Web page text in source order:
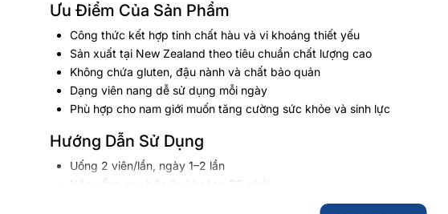
Ưu Điểm Của Sản Phẩm
Công thức kết hợp tinh chất hàu và vi khoáng thiết yếu
Sản xuất tại New Zealand theo tiêu chuẩn chất lượng cao
Không chứa gluten, đậu nành và chất bảo quản
Dạng viên nang dễ sử dụng mỗi ngày
Phù hợp cho nam giới muốn tăng cường sức khỏe và sinh lực
Hướng Dẫn Sử Dụng
Uống 2 viên/lần, ngày 1–2 lần
Nên uống sau bữa ăn khoảng 30 phút